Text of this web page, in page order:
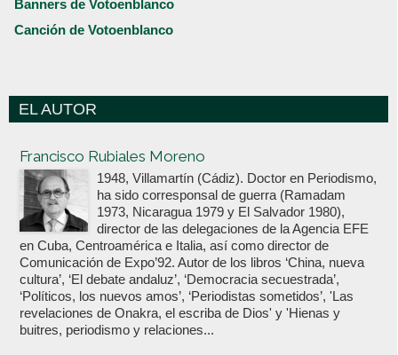
Banners de Votoenblanco
Canción de Votoenblanco
EL AUTOR
Francisco Rubiales Moreno
1948, Villamartín (Cádiz). Doctor en Periodismo,
ha sido corresponsal de guerra (Ramadam
1973, Nicaragua 1979 y El Salvador 1980),
director de las delegaciones de la Agencia EFE
en Cuba, Centroamérica e Italia, así como director de
Comunicación de Expo’92. Autor de los libros ‘China, nueva
cultura’, ‘El debate andaluz’, ‘Democracia secuestrada’,
‘Políticos, los nuevos amos’, ‘Periodistas sometidos’, 'Las
revelaciones de Onakra, el escriba de Dios' y 'Hienas y
buitres, periodismo y relaciones...